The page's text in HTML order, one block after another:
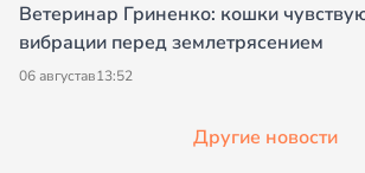
Ветеринар Гриненко: кошки
вибрации перед землетрясением
06 августав13:52
Другие новости